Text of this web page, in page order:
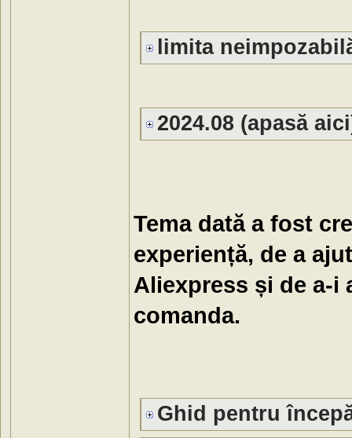
limita
2024.08 (apasă
Tema dată a fost
experiență, de a
Aliexpress și de a-i
comanda.
Ghid pentru